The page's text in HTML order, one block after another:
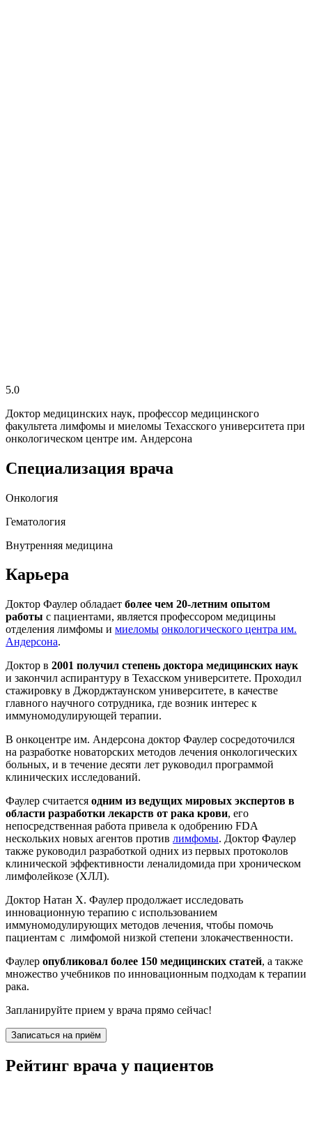
5.0
Доктор медицинских наук, профессор медицинского
факультета лимфомы и миеломы Техасского университета при
онкологическом центре им. Андерсона
Специализация врача
Онкология
Гематология
Внутренняя медицина
Карьера
Доктор Фаулер обладает более чем 20-летним опытом
работы с пациентами, является профессором медицины
отделения лимфомы и миеломы онкологического центра им.
Андерсона.
Доктор в 2001 получил степень доктора медицинских наук
и закончил аспирантуру в Техасском университете. Проходил
стажировку в Джорджтаунском университете, в качестве
главного научного сотрудника, где возник интерес к
иммуномодулирующей терапии.
В онкоцентре им. Андерсона доктор Фаулер сосредоточился
на разработке новаторских методов лечения онкологических
больных, и в течение десяти лет руководил программой
клинических исследований.
Фаулер считается одним из ведущих мировых экспертов в
области разработки лекарств от рака крови, его
непосредственная работа привела к одобрению FDA
нескольких новых агентов против лимфомы. Доктор Фаулер
также руководил разработкой одних из первых протоколов
клинической эффективности леналидомида при хроническом
лимфолейкозе (ХЛЛ).
Доктор Натан Х. Фаулер продолжает исследовать
инновационную терапию с использованием
иммуномодулирующих методов лечения, чтобы помочь
пациентам с лимфомой низкой степени злокачественности.
Фаулер опубликовал более 150 медицинских статей, а также
множество учебников по инновационным подходам к терапии
рака.
Запланируйте прием у врача прямо сейчас!
Записаться на приём
Рейтинг врача у пациентов